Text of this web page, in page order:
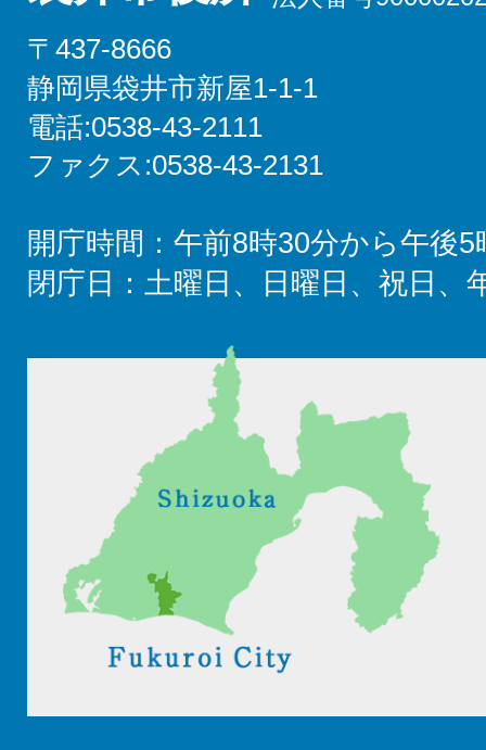
〒437-8666
静岡県袋井市新屋1-1-1
電話:0538-43-2111
ファクス:0538-43-2131
開庁時間：午前8時30分から午後5
閉庁日：土曜日、日曜日、祝日、